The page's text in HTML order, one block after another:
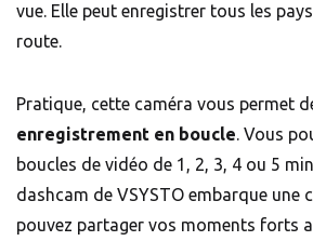
vue. Elle peut enregistrer tous les
route.
Pratique, cette caméra vous permet
enregistrement en boucle. Vous
boucles de vidéo de 1, 2, 3, 4 ou 5
dashcam de VSYSTO embarque une
pouvez partager vos moments forts